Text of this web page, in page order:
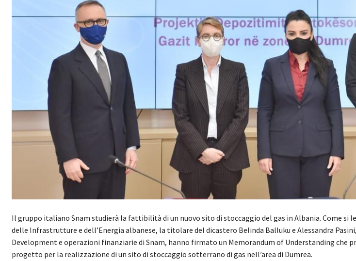
Il gruppo italiano Snam studierà la fattibilità di un nuovo sito di stoccaggio del gas in Albania. Come si
delle Infrastrutture e dell’Energia albanese, la titolare del dicastero Belinda Balluku e Alessandra
Development e operazioni finanziarie di Snam, hanno firmato un Memorandum of Understanding che
progetto per la realizzazione di un sito di stoccaggio sotterrano di gas nell’area di Dumrea.